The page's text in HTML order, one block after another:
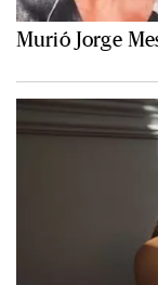
Murió Jorge